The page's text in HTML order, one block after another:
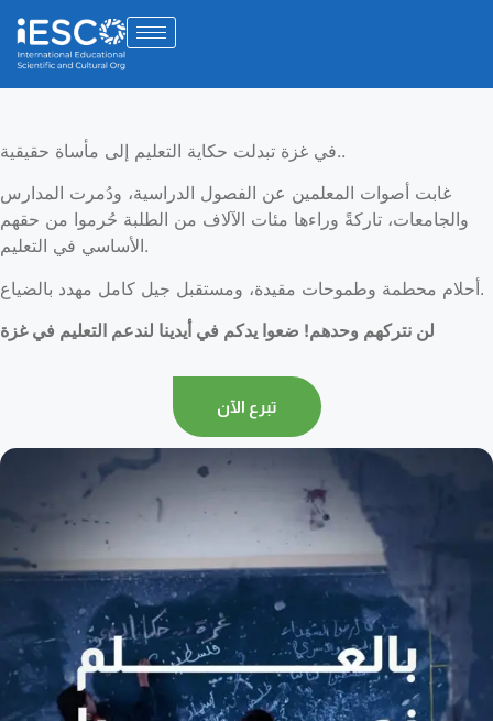
في غزة تبدلت حكاية التعليم إلى مأساة حقيقية..
غابت أصوات المعلمين عن الفصول الدراسية، ودُمرت المدارس
والجامعات، تاركةً وراءها مئات الآلاف من الطلبة حُرموا من حقهم
الأساسي في التعليم.
أحلام محطمة وطموحات مقيدة، ومستقبل جيل كامل مهدد بالضياع.
لن نتركهم وحدهم! ضعوا يدكم في أيدينا لندعم التعليم في غزة
تبرع الآن